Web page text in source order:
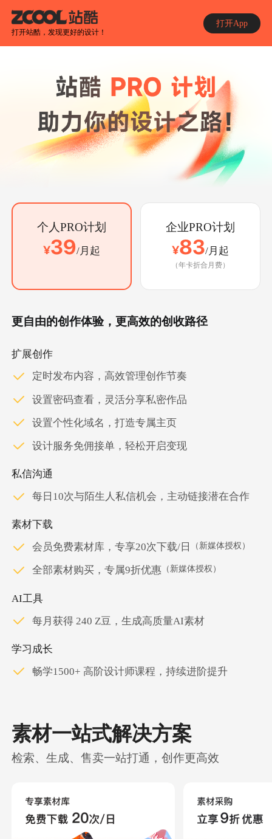
打开站酷，发现更好的设计！
打开App
个人PRO计划
¥39/月起
企业PRO计划
¥83/月起
（年卡折合月费）
更自由的创作体验，更高效的创收路径
扩展创作
定时发布内容，高效管理创作节奏
设置密码查看，灵活分享私密作品
设置个性化域名，打造专属主页
设计服务免佣接单，轻松开启变现
私信沟通
每日10次与陌生人私信机会，主动链接潜在合作
素材下载
会员免费素材库，专享20次下载/日
（新媒体授权）
全部素材购买，专属9折优惠（新媒体授权）
AI工具
每月获得 240 Z豆，生成高质量AI素材
学习成长
畅学1500+ 高阶设计师课程，持续进阶提升
素材一站式解决方案
检索、生成、售卖一站打通，创作更高效